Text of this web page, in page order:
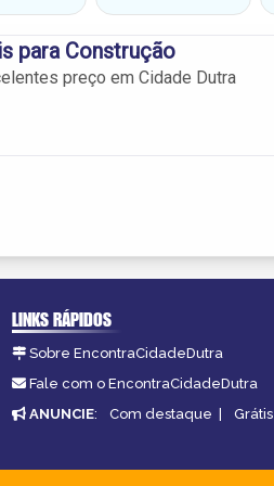
para Construção
preço em Cidade Dutra
LINKS RÁPIDOS
Sobre EncontraCidadeDutra
Fale com o EncontraCidadeDutra
ANUNCIE: Com destaque | Grátis